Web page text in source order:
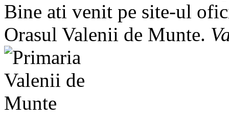
Bine ati venit pe site-ul
Orasul Valenii de Munte.